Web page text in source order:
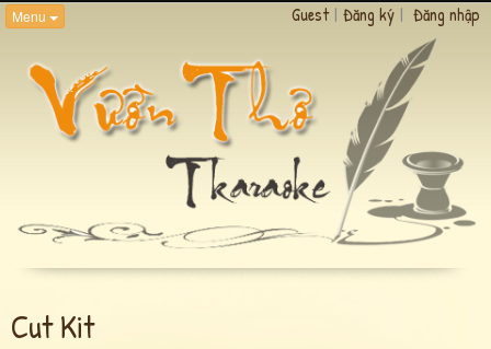
Menu Guest | Đăng ký | Đăng nhập
Cut Kit